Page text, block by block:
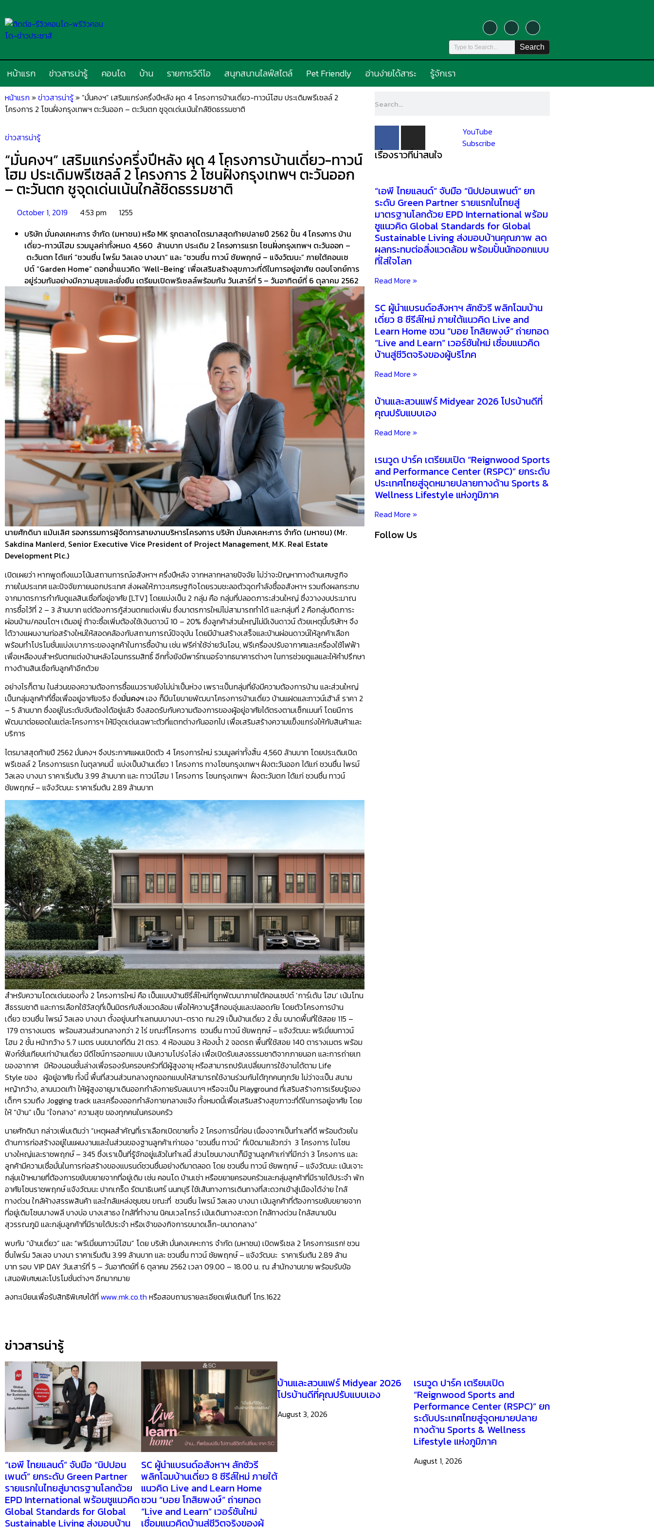
Search
หน้าแรก ข่าวสารน่ารู้ คอนโด บ้าน รายการวิดีโอ สนุกสนานไลฟ์สไตล์ Pet Friendly อ่านง่ายได้สาระ รู้จักเรา
หน้าแรก »ข่าวสารน่ารู้» “มั่นคงฯ” เสริมแกร่งครึ่งปีหลัง ผุด 4 โครงการบ้านเดี่ยว-ทาวน์โฮม ประเดิมพรีเซลล์ 2
โครงการ 2 โซนฝั่งกรุงเทพฯ ตะวันออก – ตะวันตก ชูจุดเด่นเน้นใกล้ชิดธรรมชาติ
ข่าวสารน่ารู้
“มั่นคงฯ” เสริมแกร่งครึ่งปีหลัง ผุด 4 โครงการบ้านเดี่ยว-ทาวน์
โฮม ประเดิมพรีเซลล์ 2 โครงการ 2 โซนฝั่งกรุงเทพฯ ตะวันออก
– ตะวันตก ชูจุดเด่นเน้นใกล้ชิดธรรมชาติ
October 1, 2019 4:53 pm
1255
บริษัท มั่นคงเคหะการ จำกัด (มหาชน) หรือ MK รุกตลาดไตรมาสสุดท้ายปลายปี 2562 ปั้น 4 โครงการ บ้าน
เดี่ยว-ทาวน์โฮม รวมมูลค่าทั้งหมด 4,560 ล้านบาท ประเดิม 2 โครงการแรก โซนฝั่งกรุงเทพฯ ตะวันออก –
ตะวันตก ได้แก่ “ชวนชื่น ไพร์ม วิลเลจ บางนา” และ “ชวนชื่น ทาวน์ ชัยพฤกษ์ – แจ้งวัฒนะ” ภายใต้คอนเซ
ปต์ “Garden Home” ตอกย้ำแนวคิด ‘Well-Being’ เพื่อเสริมสร้างสุขภาวะที่ดีในการอยู่อาศัย ตอบโจทย์การ
อยู่ร่วมกันอย่างมีความสุขและยั่งยืน เตรียมเปิดพรีเซลล์พร้อมกัน วันเสาร์ที่ 5 – วันอาทิตย์ที่ 6 ตุลาคม 2562
นายศักดินา แม้นเลิศ รองกรรมการผู้จัดการสายงานบริหารโครงการ บริษัท มั่นคงเคหะการ จำกัด (มหาชน) (Mr.
Sakdina Manlerd, Senior Executive Vice President of Project Management, M.K. Real Estate
Development Plc.)
เปิดเผยว่า หากพูดถึงแนวโน้มสถานการณ์อสังหาฯ ครึ่งปีหลัง จากหลากหลายปัจจัย ไม่ว่าจะปัญหาทางด้านเศษฐกิจ
ภายในประเทศ และปัจจัยภายนอกประเทศ ส่งผลให้ภาวะเศรษฐกิจโดยรวมชะลอตัวฉุดกำลังซื้ออสังหาฯ รวมถึงผลกระทบ
จากมาตรการกำกับดูแลสินเชื่อที่อยู่อาศัย [LTV] โดยแบ่งเป็น 2 กลุ่ม คือ กลุ่มที่ปลอดภาระส่วนใหญ่ ซึ่งวางงบประมาณ
การซื้อไว้ที่ 2 – 3 ล้านบาท แต่ต้องการกู้ส่วนตกแต่งเพิ่ม ซึ่งมาตรการใหม่ไม่สามารถทำได้ และกลุ่มที่ 2 คือกลุ่มติดภาระ
ผ่อนบ้าน/คอนโดฯ เดิมอยู่ ถ้าจะซื้อเพิ่มต้องใช้เงินดาวน์ 10 – 20% ซึ่งลูกค้าส่วนใหญ่ไม่มีเงินดาวน์ ด้วยเหตุนี้บริษัทฯ จึง
ได้วางแผนงานก่อสร้างใหม่ให้สอดคล้องกับสถานการณ์ปัจจุบัน โดยมีบ้านสร้างเสร็จและบ้านผ่อนดาวน์ให้ลูกค้าเลือก
พร้อมทำโปรโมชั่นแบ่งเบาภาระของลูกค้าในการซื้อบ้าน เช่น ฟรีค่าใช้จ่ายวันโอน, ฟรีเครื่องปรับอากาศและเครื่องใช้ไฟฟ้า
เพื่อเหลืองบสำหรับตกแต่งบ้านหลังโอนกรรมสิทธิ์ อีกทั้งยังมีพาร์ทเนอร์จากธนาคารต่างๆ ในการช่วยดูแลและให้คำปรึกษา
ทางด้านสินเชื่อกับลูกค้าอีกด้วย
อย่างไรก็ตาม ในส่วนของความต้องการซื้อแนวราบยังไม่น่าเป็นห่วง เพราะเป็นกลุ่มที่ยังมีความต้องการบ้าน และส่วนใหญ่
เป็นกลุ่มลูกค้าที่ซื้อเพื่ออยู่อาศัยจริง ซึ่งมั่นคงฯ เอง ก็มีนโยบายพัฒนาโครงการบ้านเดี่ยว บ้านแฝดและทาวน์เฮ้าส์ ราคา 2
– 5 ล้านบาท ซึ่งอยู่ในระดับจับต้องได้อยู่แล้ว จึงสอดรับกับความต้องการของผู้อยู่อาศัยได้ตรงตามเซ็กเมนท์ โดยมีการ
พัฒนาต่อยอดในแต่ละโครงการฯ ให้มีจุดเด่นเฉพาะตัวที่แตกต่างกันออกไป เพื่อเสริมสร้างความแข็งแกร่งให้กับสินค้าและ
บริการ
ไตรมาสสุดท้ายปี 2562 มั่นคงฯ จึงประกาศแผนเปิดตัว 4 โครงการใหม่ รวมมูลค่าทั้งสิ้น 4,560 ล้านบาท โดยประเดิมเปิด
พรีเซลล์ 2 โครงการแรก ในตุลาคมนี้ แบ่งเป็นบ้านเดี่ยว 1 โครงการ ทางโซนกรุงเทพฯ ฝั่งตะวันออก ได้แก่ ชวนชื่น ไพรม์
วิลเลจ บางนา ราคาเริ่มต้น 3.99 ล้านบาท และ ทาวน์โฮม 1 โครงการ โซนกรุงเทพฯ ฝั่งตะวันตก ได้แก่ ชวนชื่น ทาวน์
ชัยพฤกษ์ – แจ้งวัฒนะ ราคาเริ่มต้น 2.89 ล้านบาท
สำหรับความโดดเด่นของทั้ง 2 โครงการใหม่ คือ เป็นแบบบ้านซีรี่ส์ใหม่ที่ถูกพัฒนาภายใต้คอนเซปต์ ‘การ์เด้น โฮม’ เน้นโทน
สีธรรมชาติ และการเลือกใช้วัสดุที่เป็นมิตรกับสิ่งแวดล้อม เพื่อให้ความรู้สึกอบอุ่นและปลอดภัย โดยตัวโครงการบ้าน
เดี่ยว ชวนชื่น ไพรม์ วิลเลจ บางนา ตั้งอยู่บนทำเลถนนบางนา-ตราด กม.29 เป็นบ้านเดี่ยว 2 ชั้น ขนาดพื้นที่ใช้สอย 115 –
179 ตารางเมตร พร้อมสวนส่วนกลางกว่า 2 ไร่ ขณะที่โครงการ ชวนชื่น ทาวน์ ชัยพฤกษ์ – แจ้งวัฒนะ พรีเมี่ยมทาวน์
โฮม 2 ชั้น หน้ากว้าง 5.7 เมตร บนขนาดที่ดิน 21 ตรว. 4 ห้องนอน 3 ห้องน้ำ 2 จอดรถ พื้นที่ใช้สอย 140 ตารางเมตร พร้อม
ฟังก์ชั่นเทียบเท่าบ้านเดี่ยว มีดีไซน์การออกแบบ เน้นความโปร่งโล่ง เพื่อเปิดรับแสงธรรมชาติจากภายนอก และการถ่ายเท
ของอากาศ มีห้องนอนชั้นล่างเพื่อรองรับครอบครัวที่มีผู้สูงอายุ หรือสามารถปรับเปลี่ยนการใช้งานได้ตาม Life
Style ของ ผู้อยู่อาศัย ทั้งนี้ พื้นที่สวนส่วนกลางถูกออกแบบให้สามารถใช้งานร่วมกันได้ทุกคนทุกวัย ไม่ว่าจะเป็น สนาม
หญ้ากว้าง, ลานนวดเท้า ให้ผู้สูงอายุมาเดินออกกำลังกายรับลมเบาๆ หรือจะเป็น Playground ที่เสริมสร้างการเรียนรู้ของ
เด็กๆ รวมถึง Jogging track และเครื่องออกกำลังกายกลางแจ้ง ทั้งหมดนี้เพื่อเสริมสร้างสุขภาวะที่ดีในการอยู่อาศัย โดย
ให้ “บ้าน” เป็น “ใจกลาง” ความสุข ของทุกคนในครอบครัว
นายศักดินา กล่าวเพิ่มเติมว่า “เหตุผลสำคัญที่เราเลือกเปิดขายทั้ง 2 โครงการนี้ก่อน เนื่องจากเป็นทำเลที่ดี พร้อมด้วยใน
ด้านการก่อสร้างอยู่ในแผนงานและในส่วนของฐานลูกค้าเก่าของ “ชวนชื่น ทาวน์” ที่เปิดมาแล้วกว่า 3 โครงการ ในโซน
บางใหญ่และราชพฤกษ์ – 345 ซึ่งเราเป็นที่รู้จักอยู่แล้วในทำเลนี้ ส่วนโซนบางนาก็มีฐานลูกค้าเก่าที่มีกว่า 3 โครงการ และ
ลูกค้ามีความเชื่อมั่นในการก่อสร้างของแบรนด์ชวนชื่นอย่างดีมาตลอด โดย ชวนชื่น ทาวน์ ชัยพฤกษ์ – แจ้งวัฒนะ เน้นเจาะ
กลุ่มเป้าหมายที่ต้องการขยับขยายจากที่อยู่เดิม เช่น คอนโด บ้านเช่า หรือขยายครอบครัวและกลุ่มลูกค้าที่มีรายได้ประจำ พัก
อาศัยโซนราชพฤกษ์ แจ้งวัฒนะ ปากเกร็ด รัตนาธิเบศร์ นนทบุรี ใช้เส้นทางการเดินทางที่สะดวกเข้าสู่เมืองได้ง่าย ใกล้
ทางด่วน ใกล้ห้างสรรพสินค้า และใกล้แหล่งชุมชน ขณะที่ ชวนชื่น ไพรม์ วิลเลจ บางนา เน้นลูกค้าที่ต้องการขยับขยายจาก
ที่อยู่เดิมโซนบางพลี บางบ่อ บางเสาธง ใกล้ที่ทำงาน นิคมเวลโกรว์ เน้นเดินทางสะดวก ใกล้ทางด่วน ใกล้สนามบิน
สุวรรณภูมิ และกลุ่มลูกค้าที่มีรายได้ประจำ หรือเจ้าของกิจการขนาดเล็ก-ขนาดกลาง”
พบกับ “บ้านเดี่ยว” และ “พรีเมี่ยมทาวน์โฮม” โดย บริษัท มั่นคงเคหะการ จำกัด (มหาชน) เปิดพรีเซล 2 โครงการแรก! ชวน
ชื่นไพร์ม วิลเลจ บางนา ราคาเริ่มต้น 3.99 ล้านบาท และ ชวนชื่น ทาวน์ ชัยพฤกษ์ – แจ้งวัฒนะ ราคาเริ่มต้น 2.89 ล้าน
บาท รอบ VIP DAY วันเสาร์ที่ 5 – วันอาทิตย์ที่ 6 ตุลาคม 2562 เวลา 09.00 – 18.00 น. ณ สำนักงานขาย พร้อมรับข้อ
เสนอพิเศษและโปรโมชั่นต่างๆ อีกมากมาย
ลงทะเบียนเพื่อรับสิทธิพิเศษได้ที่ www.mk.co.th หรือสอบถามรายละเอียดเพิ่มเติมที่ โทร.1622
YouTube
Subscribe
เรื่องราวที่น่าสนใจ
“เอพี ไทยแลนด์” จับมือ “นิปปอนเพนต์” ยก
ระดับ Green Partner รายแรกในไทยสู่
มาตรฐานโลกด้วย EPD International พร้อม
ชูแนวคิด Global Standards for Global
Sustainable Living ส่งมอบบ้านคุณภาพ ลด
ผลกระทบต่อสิ่งแวดล้อม พร้อมปั้นนักออกแบบ
ที่ใส่ใจโลก
Read More »
SC ผู้นำแบรนด์อสังหาฯ ลักชัวรี พลิกโฉมบ้าน
เดี่ยว 8 ซีรีส์ใหม่ ภายใต้แนวคิด Live and
Learn Home ชวน “บอย โกสิยพงษ์” ถ่ายทอด
“Live and Learn” เวอร์ชันใหม่ เชื่อมแนวคิด
บ้านสู่ชีวิตจริงของผู้บริโภค
Read More »
บ้านและสวนแฟร์ Midyear 2026 โปรบ้านดีที่
คุณปรับแบบเอง
Read More »
เรนวูด ปาร์ค เตรียมเปิด “Reignwood Sports
and Performance Center (RSPC)” ยกระดับ
ประเทศไทยสู่จุดหมายปลายทางด้าน Sports &
Wellness Lifestyle แห่งภูมิภาค
Read More »
Follow Us
ข่าวสารน่ารู้
“เอพี ไทยแลนด์” จับมือ “นิปปอน
เพนต์” ยกระดับ Green Partner
รายแรกในไทยสู่มาตรฐานโลกด้วย
EPD International พร้อมชูแนวคิด
Global Standards for Global
Sustainable Living ส่งมอบบ้าน
SC ผู้นำแบรนด์อสังหาฯ ลักชัวรี
พลิกโฉมบ้านเดี่ยว 8 ซีรีส์ใหม่ ภายใต้
แนวคิด Live and Learn Home
ชวน “บอย โกสิยพงษ์” ถ่ายทอด
“Live and Learn” เวอร์ชันใหม่
เชื่อมแนวคิดบ้านสู่ชีวิตจริงของผู้
บ้านและสวนแฟร์ Midyear 2026
โปรบ้านดีที่คุณปรับแบบเอง
August 3, 2026
เรนวูด ปาร์ค เตรียมเปิด
“Reignwood Sports and
Performance Center (RSPC)” ยก
ระดับประเทศไทยสู่จุดหมายปลาย
ทางด้าน Sports & Wellness
Lifestyle แห่งภูมิภาค
August 1, 2026